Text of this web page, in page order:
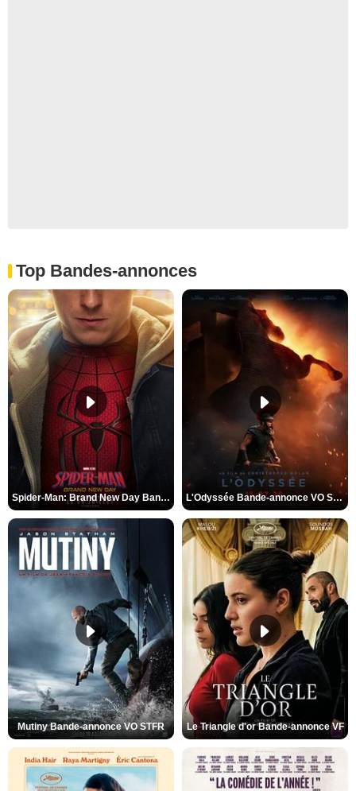
Top Bandes-annonces
Spider-Man: Brand New Day Bande-annonce VO STFR L'Odyssée Bande-annonce VO STFR
Mutiny Bande-annonce VO STFR Le Triangle d'or Bande-annonce VF